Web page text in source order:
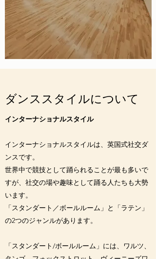
​ダンススタイルについて
インターナショナルスタイル
インターナショナルスタイルは、英国式社交ダ
ンスです。
世界中で競技として踊られることが最も多いで
すが、社交の場や趣味として踊る人たちも大勢
います。
「スタンダート／ボールルーム」と「ラテン」
の2つのジャンルがあります。
「スタンダート/ボールルーム」には、ワルツ、